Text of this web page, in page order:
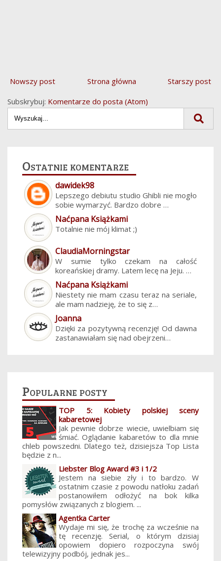
Nowszy post Starszy post
Strona główna
Subskrybuj: Komentarze do posta (Atom)
Ostatnie komentarze
dawidek98
Lepszego debiutu studio Ghibli nie mogło
sobie wymarzyć. Bardzo dobre …
Naćpana Książkami
Totalnie nie mój klimat ;)
ClaudiaMorningstar
W sumie tylko czekam na całość
koreańskiej dramy. Latem lecę na Jeju. …
Naćpana Książkami
Niestety nie mam czasu teraz na seriale,
ale mam nadzieję, że to się z…
Joanna
Dzięki za pozytywną recenzję! Od dawna
zastanawiałam się nad obejrzeni…
Popularne posty
TOP 5: Kobiety polskiej sceny
kabaretowej
Jak pewnie dobrze wiecie, uwielbiam się
śmiać. Oglądanie kabaretów to dla mnie
chleb powszedni. Dlatego też, dzisiejsza Top Lista
będzie z n...
Liebster Blog Award #3 i 1/2
Jestem na siebie zły i to bardzo. W
ostatnim czasie z powodu natłoku zadań
postanowiłem odłożyć na bok kilka
pomysłów związanych z blogiem. ...
Agentka Carter
Wydaje mi się, że trochę za wcześnie na
tę recenzję. Serial, o którym dzisiaj
opowiem dopiero rozpoczyna swój
telewizyjny podbój, jednak jes...